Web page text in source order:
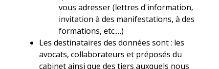
vous adresser (lettres d'information,
invitation à des manifestations, à des
formations, etc.…)
Les destinataires des données sont : les
avocats, collaborateurs et préposés du
cabinet ainsi que des tiers auxquels nous